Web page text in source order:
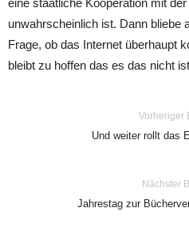
eine staatliche Kooperation mit
unwahrscheinlich ist. Dann bliebe
Frage, ob das Internet überhaupt
bleibt zu hoffen das es das nicht
Vorheriger
Und weiter rollt das
Nächster
Jahrestag zur